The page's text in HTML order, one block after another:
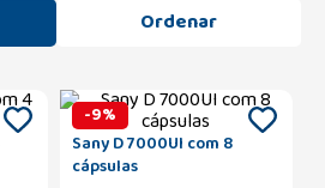
-9%
Sany D 7000UI com 8
cápsulas